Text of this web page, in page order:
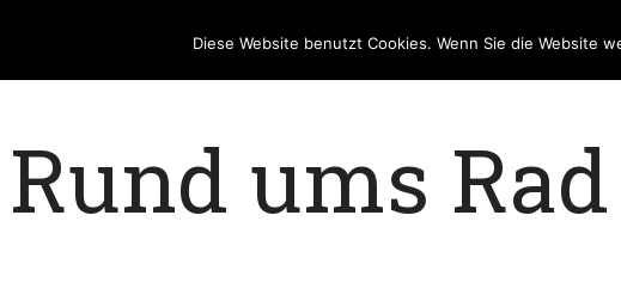
Rund ums
Diese Website benutzt Cookies. Wenn Sie die Website